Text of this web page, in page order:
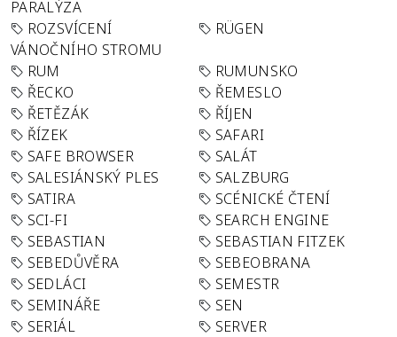
PARALÝZA
ROZSVÍCENÍ
VÁNOČNÍHO STROMU
RÜGEN
RUM
RUMUNSKO
ŘECKO
ŘEMESLO
ŘETĚZÁK
ŘÍJEN
ŘÍZEK
SAFARI
SAFE BROWSER
SALÁT
SALESIÁNSKÝ PLES
SALZBURG
SATIRA
SCÉNICKÉ ČTENÍ
SCI-FI
SEARCH ENGINE
SEBASTIAN
SEBASTIAN FITZEK
SEBEDŮVĚRA
SEBEOBRANA
SEDLÁCI
SEMESTR
SEMINÁŘE
SEN
SERIÁL
SERVER